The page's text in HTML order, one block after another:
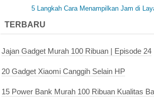
5 Langkah Cara Menampilkan Jam di
TERBARU
Jajan Gadget Murah 100 Ribuan | Episode 24
20 Gadget Xiaomi Canggih Selain HP
15 Power Bank Murah 100 Ribuan Kualitas